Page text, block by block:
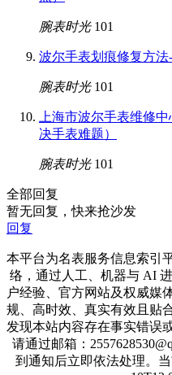
腕表时光 101
波尔手表划痕修复方
腕表时光 101
上海市波尔手表维修
决手表难题）
腕表时光 101
全部回复
暂无回复，快来抢沙发
回复
本平台为名表服务信息索引
络，通过人工、机器与 AI
户经验、官方网站及权威媒
规、高时效、真实有效且贴
发现本站内容存在事实错误
请通过邮箱：
到通知后立即依法处理。